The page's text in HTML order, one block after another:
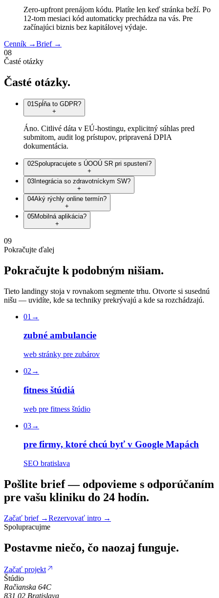
Zero-upfront prenájom kódu. Platíte len keď stránka beží. Po
12-tom mesiaci kód automaticky prechádza na vás. Pre
začínajúci biznis bez kapitálovej výdaje.
Cenník →Brief→
08
Časté otázky
Časté otázky.
01 Spĺňa to GDPR?
+
Áno. Citlivé dáta v EÚ-hostingu, explicitný súhlas pred
submitom, audit log prístupov, pripravená DPIA
dokumentácia.
02Spolupracujete s ÚOOÚ SR pri spustení?
+
03 Integrácia so zdravotníckym SW?
+
04Aký rýchly online termín?
+
05Mobilná aplikácia?
+
09
Pokračujte ďalej
Pokračujte k podobným nišiam.
Tieto landingy stoja v rovnakom segmente trhu. Otvorte si susednú
nišu — uvidíte, kde sa techniky prekrývajú a kde sa rozchádzajú.
01 →
zubné ambulancie
web stránky pre zubárov
02 →
fitness štúdiá
web pre fitness štúdio
03→
pre firmy, ktoré chcú byť v Google Mapách
SEO bratislava
Pošlite brief — odpovieme s odporúčaním
pre vašu kliniku do 24 hodín.
Začať brief→Rezervovať intro →
Spolupracujme
Postavme niečo, čo naozaj funguje.
Začať projekt
Štúdio
Račianska 64C
831 02 Bratislava